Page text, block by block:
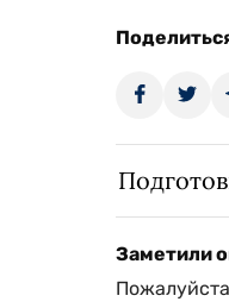
Заметили